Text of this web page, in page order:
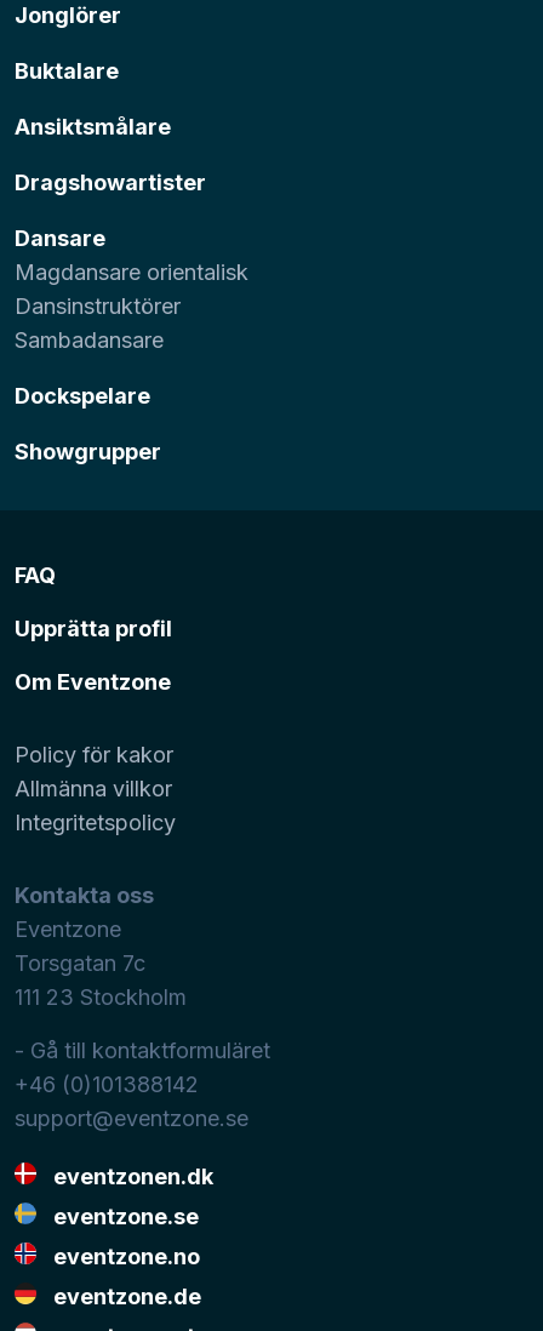
Jonglörer
Buktalare
Ansiktsmålare
Dragshowartister
Dansare
Magdansare orientalisk
Dansinstruktörer
Sambadansare
Dockspelare
Showgrupper
FAQ
Upprätta profil
Om Eventzone
Policy för kakor
Allmänna villkor
Integritetspolicy
Kontakta oss
Eventzone
Torsgatan 7c
111 23 Stockholm
- Gå till kontaktformuläret
+46 (0)101388142
support@eventzone.se
eventzonen.dk
eventzone.se
eventzone.no
eventzone.de